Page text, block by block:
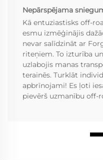
Nepārspējama
Kā entuziastisks off-
esmu izmēģinājis
nevar salīdzināt ar
riteņiem. To izturība
uzlabojis manas
terainēs. Turklāt
apbrīnojami! Es ļoti
pievērš uzmanību off-